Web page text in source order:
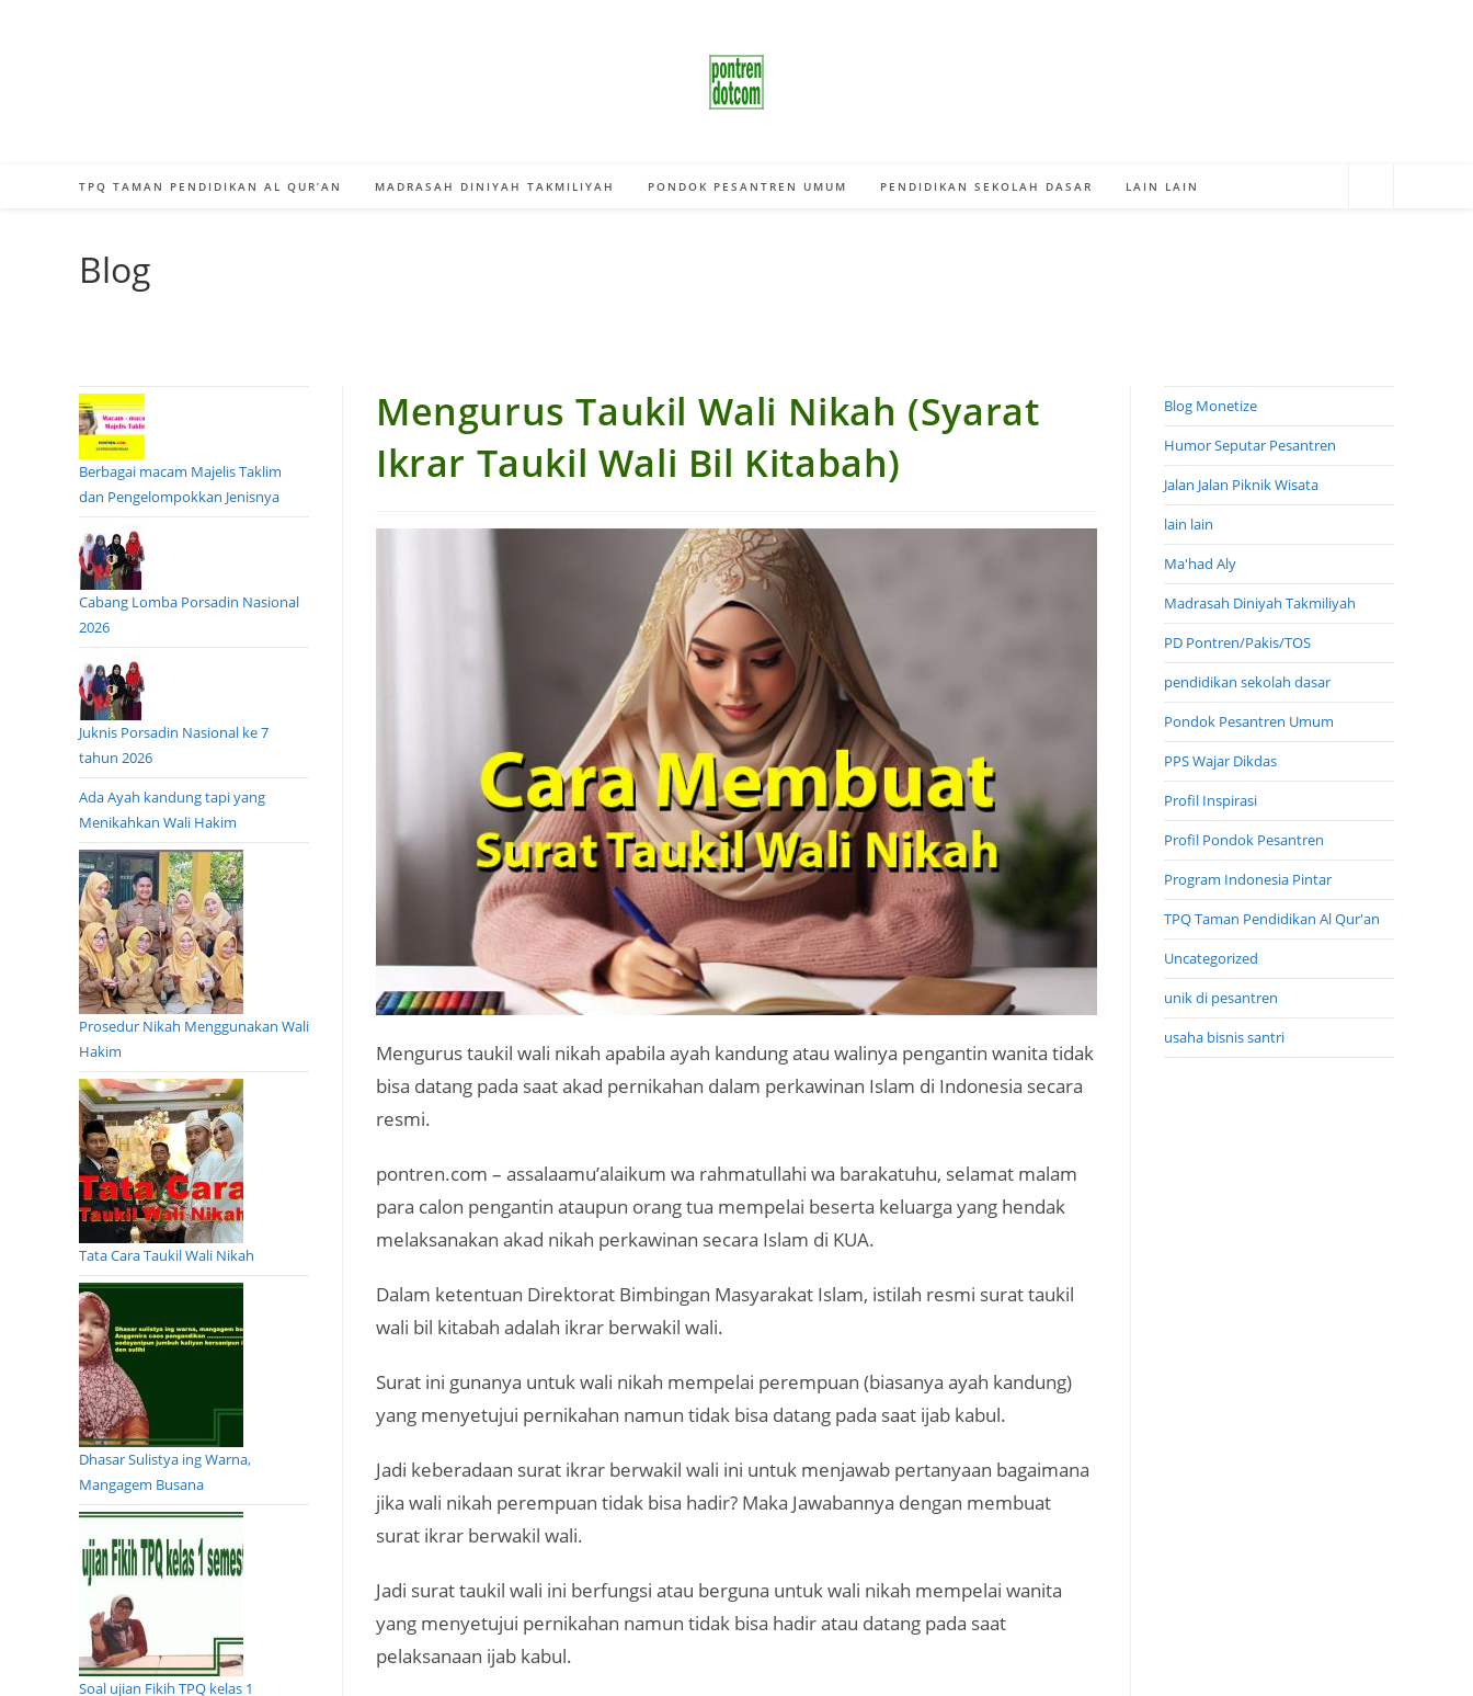
TPQ TAMAN PENDIDIKAN AL QUR’AN MADRASAH DINIYAH TAKMILIYAH PONDOK PESANTREN UMUM PENDIDIKAN SEKOLAH DASAR LAIN LAIN
Blog
Mengurus Taukil Wali Nikah (Syarat
Ikrar Taukil Wali Bil Kitabah)
Mengurus taukil wali nikah apabila ayah kandung atau walinya pengantin wanita tidak
bisa datang pada saat akad pernikahan dalam perkawinan Islam di Indonesia secara
resmi.
pontren.com – assalaamu’alaikum wa rahmatullahi wa barakatuhu, selamat malam
para calon pengantin ataupun orang tua mempelai beserta keluarga yang hendak
melaksanakan akad nikah perkawinan secara Islam di KUA.
Dalam ketentuan Direktorat Bimbingan Masyarakat Islam, istilah resmi surat taukil
wali bil kitabah adalah ikrar berwakil wali.
Surat ini gunanya untuk wali nikah mempelai perempuan (biasanya ayah kandung)
yang menyetujui pernikahan namun tidak bisa datang pada saat ijab kabul.
Jadi keberadaan surat ikrar berwakil wali ini untuk menjawab pertanyaan bagaimana
jika wali nikah perempuan tidak bisa hadir? Maka Jawabannya dengan membuat
surat ikrar berwakil wali.
Jadi surat taukil wali ini berfungsi atau berguna untuk wali nikah mempelai wanita
yang menyetujui pernikahan namun tidak bisa hadir atau datang pada saat
pelaksanaan ijab kabul.
Berbagai macam Majelis Taklim
dan Pengelompokkan Jenisnya
Cabang Lomba Porsadin Nasional
2026
Juknis Porsadin Nasional ke 7
tahun 2026
Ada Ayah kandung tapi yang
Menikahkan Wali Hakim
Prosedur Nikah Menggunakan Wali
Hakim
Tata Cara Taukil Wali Nikah
Dhasar Sulistya ing Warna,
Mangagem Busana
Soal ujian Fikih TPQ kelas 1
Blog Monetize
Humor Seputar Pesantren
Jalan Jalan Piknik Wisata
lain lain
Ma'had Aly
Madrasah Diniyah Takmiliyah
PD Pontren/Pakis/TOS
pendidikan sekolah dasar
Pondok Pesantren Umum
PPS Wajar Dikdas
Profil Inspirasi
Profil Pondok Pesantren
Program Indonesia Pintar
TPQ Taman Pendidikan Al Qur'an
Uncategorized
unik di pesantren
usaha bisnis santri